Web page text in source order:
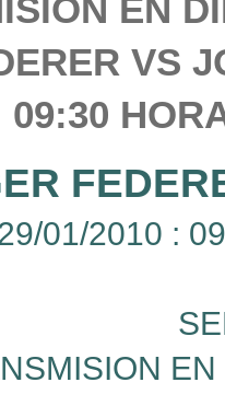
EN
VS
09:30
01/2010 :